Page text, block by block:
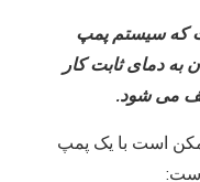
که سیستم پمپ
به دمای ثابت کار
می شود.
است با یک پمپ